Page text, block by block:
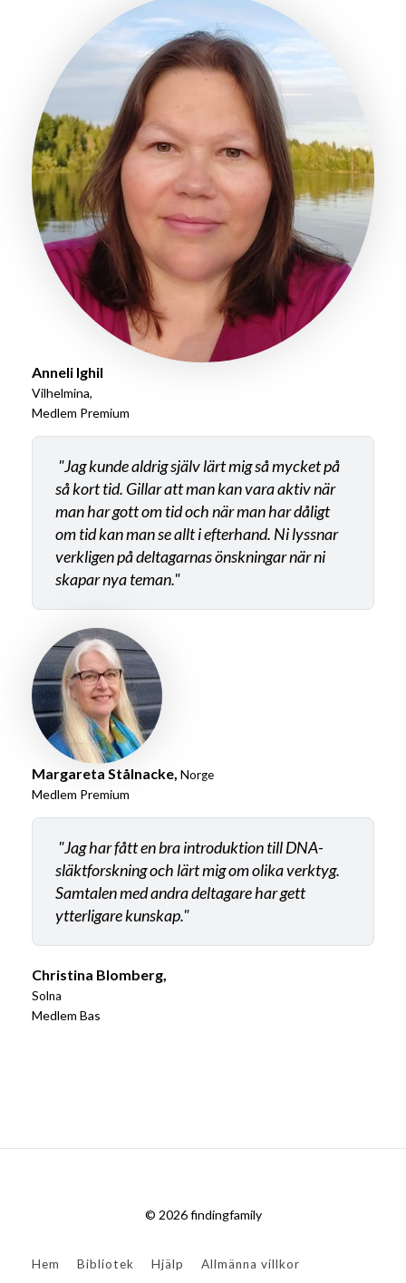
Anneli Ighil
Vilhelmina,
Medlem Premium
"Jag kunde aldrig själv lärt mig så mycket på
så kort tid. Gillar att man kan vara aktiv när
man har gott om tid och när man har dåligt
om tid kan man se allt i efterhand. Ni lyssnar
verkligen på deltagarnas önskningar när ni
skapar nya teman."
Margareta Stålnacke, Norge
Medlem Premium
"Jag har fått en bra introduktion till DNA-
släktforskning och lärt mig om olika verktyg.
Samtalen med andra deltagare har gett
ytterligare kunskap."
Christina Blomberg,
Solna
Medlem Bas
© 2026 findingfamily
Hem Bibliotek Hjälp Allmänna villkor